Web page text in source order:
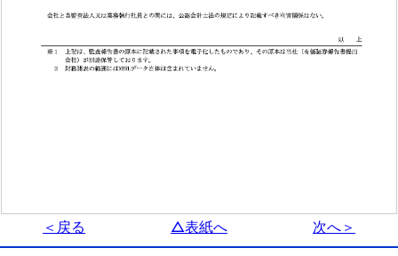
＜戻る △表紙へ 次へ＞